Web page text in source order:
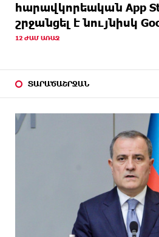
հարավկորեական App
շրջանցել է նույնիսկ
12 ԺԱՄ ԱՌԱՋ
ՏԱՐԱԾԱՇՐՋԱՆ